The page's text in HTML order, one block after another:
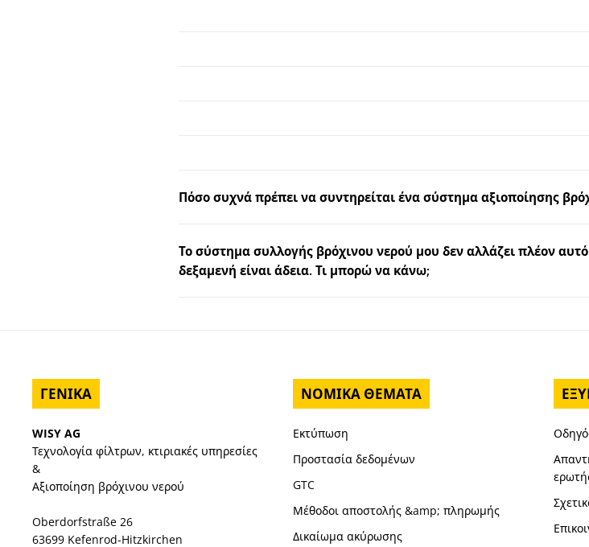
Πόσο συχνά πρέπει να συντηρείται ένα σύστημα αξιοποίησης
Το σύστημα συλλογής βρόχινου νερού μου δεν αλλάζει πλέον
δεξαμενή είναι άδεια. Τι μπορώ να κάνω;
ΓΕΝΙΚΆ
WISY AG
Τεχνολογία φίλτρων, κτιριακές υπηρεσίες
&
Αξιοποίηση βρόχινου νερού
Oberdorfstraße 26
63699 Kefenrod-Hitzkirchen
ΝΟΜΙΚΆ ΘΈΜΑΤΑ
Εκτύπωση
Προστασία δεδομένων
GTC
Μέθοδοι αποστολής &amp; πληρωμής
Δικαίωμα ακύρωσης